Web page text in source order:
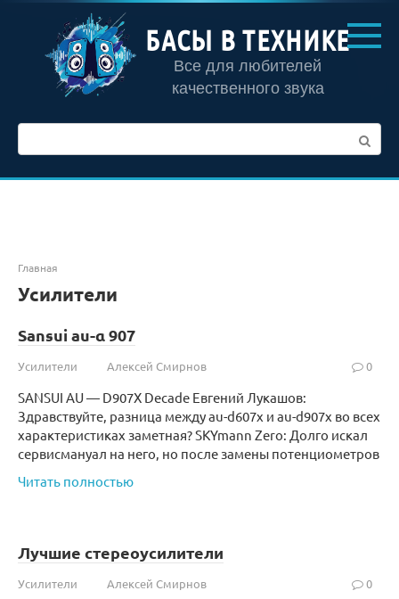
контенту
БАСЫ В ТЕХНИКЕ
Все для любителей
качественного звука
Главная
Усилители
Sansui au-α 907
Усилители Алексей Смирнов 0
SANSUI AU — D907X Decade Евгений Лукашов:
Здравствуйте, разница между au-d607x и au-d907x во всех
характеристиках заметная? SKYmann Zero: Долго искал
сервисмануал на него, но после замены потенциометров
Читать полностью
Лучшие стереоусилители
Усилители Алексей Смирнов 0